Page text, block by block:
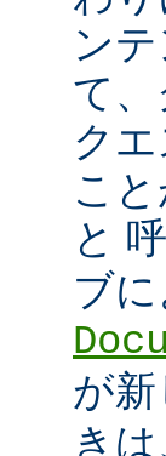
ン
て
ク
こ
と
ブ
が
き